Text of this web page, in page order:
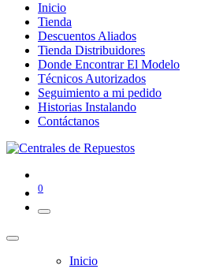
Inicio
Tienda
Descuentos Aliados
Tienda Distribuidores
Donde Encontrar El Modelo
Técnicos Autorizados
Seguimiento a mi pedido
Historias Instalando
Contáctanos
0
Inicio